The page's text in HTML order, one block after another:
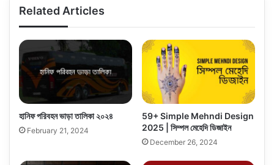
Related Articles
হানিফ পরিবহন ভাড়া তালিকা ২০২৪
February 21, 2024
59+ Simple Mehndi Design
2025 | সিম্পল মেহেদি ডিজাইন
December 26, 2024